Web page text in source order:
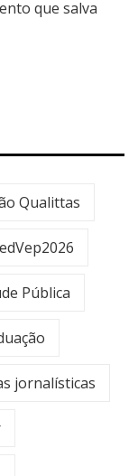
que salva
Qualittas
Pública
jornalísticas